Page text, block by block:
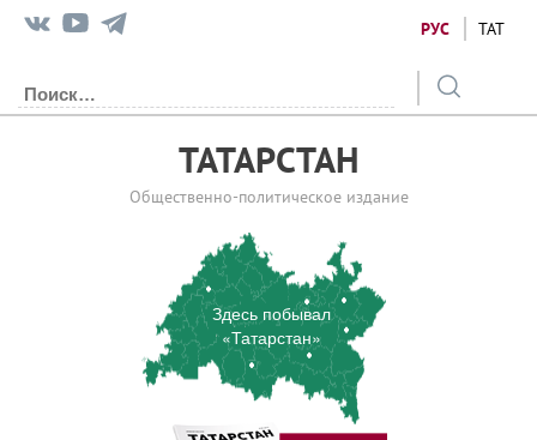
РУС ТАТ
ТАТАРСТАН
Общественно-политическое издание
Здесь побывал
«Татарстан»